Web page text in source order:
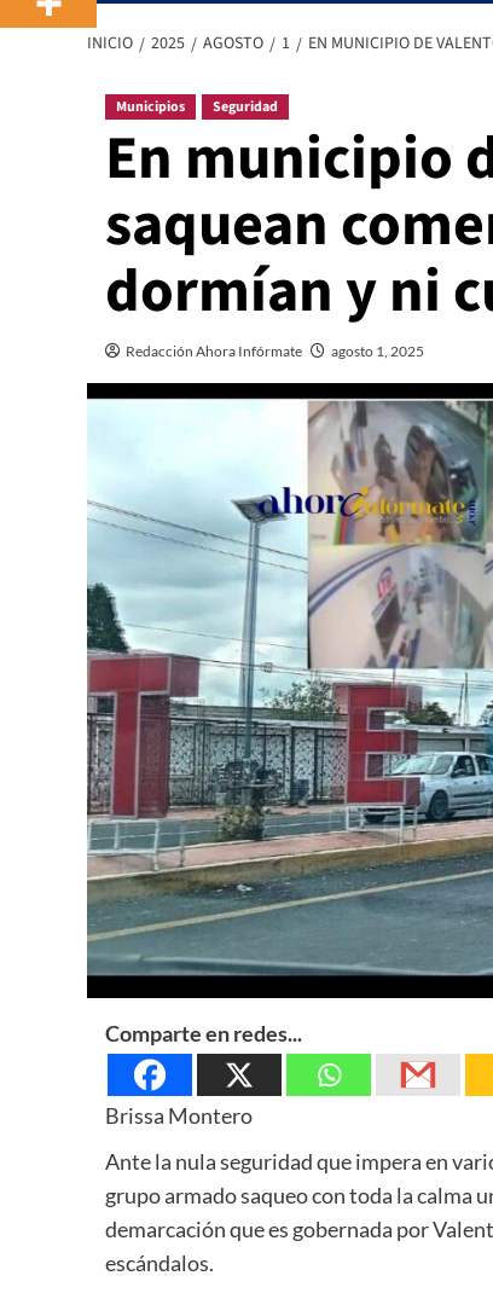
INICIO 2025 AGOSTO 1 EN MUNICIPIO DE
Municipios Seguridad
En municipio
saquean
dormían y ni
Redacción Ahora Infórmate agosto 1, 2025
Comparte en redes...
Brissa Montero
Ante la nula seguridad que impera en
grupo armado saqueo con toda la calma
demarcación que es gobernada por
escándalos.